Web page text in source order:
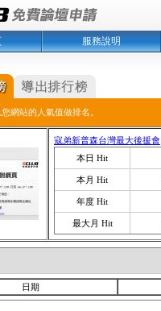
服務說明
網站的人氣值做排名。
寇弟新普森台灣最大後援會
本日 Hit
本月 Hit
年度 Hit
最大月 Hit
日期